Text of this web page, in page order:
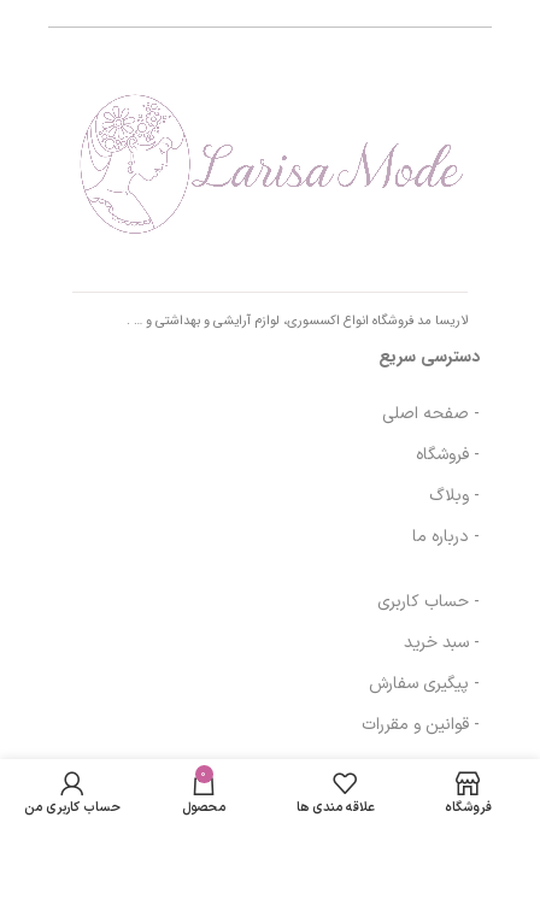
لاریسا مد فروشگاه انواع اکسسوری، لوازم آرایشی و بهداشتی و … .
دسترسی سریع
- صفحه اصلی
- فروشگاه
- وبلاگ
- درباره ما
- حساب کاربری
- سبد خرید
- پیگیری سفارش
- قوانین و مقررات
مسیرهای ارتباطی
آرايش طرح آبرسان
تومان
105,264 تومان
باشد فروشگاه علاقه مندی ها
0
محصول حساب کاربری من